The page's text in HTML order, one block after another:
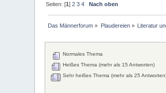
Seiten: [1]2 3 4 Nach oben
Das Männerforum » Plaudereien» Literatur
Normales Thema
Heißes Thema (mehr als 15 Antworten)
Sehr heißes Thema (mehr als 25